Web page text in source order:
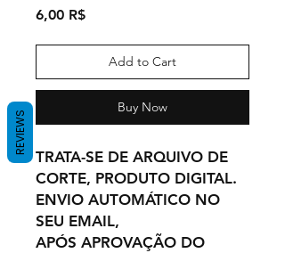
6,00 R$Price
Add to Cart
Buy Now
TRATA-SE DE ARQUIVO DE
CORTE, PRODUTO DIGITAL.
ENVIO AUTOMÁTICO NO
SEU EMAIL,
APÓS APROVAÇÃO DO
REVIEWS